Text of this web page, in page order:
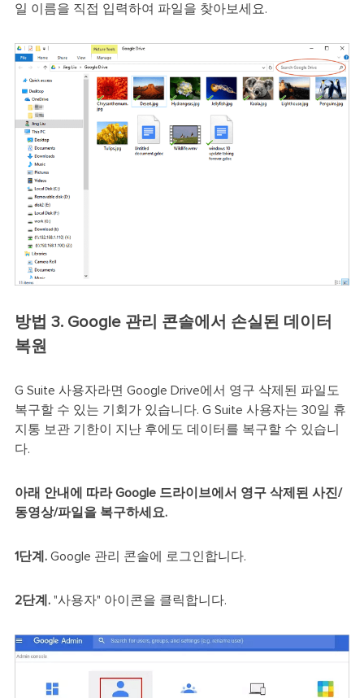
일 이름을 직접 입력하여 파일을 찾아보세요.
방법 3. Google 관리 콘솔에서 손실된 데이터
복원
G Suite 사용자라면 Google Drive에서 영구 삭제된 파일도
복구할 수 있는 기회가 있습니다. G Suite 사용자는 30일 휴
지통 보관 기한이 지난 후에도 데이터를 복구할 수 있습니
다.
아래 안내에 따라 Google 드라이브에서 영구 삭제된 사진/
동영상/파일을 복구하세요.
1단계.Google 관리 콘솔에 로그인합니다.
2단계."사용자" 아이콘을 클릭합니다.